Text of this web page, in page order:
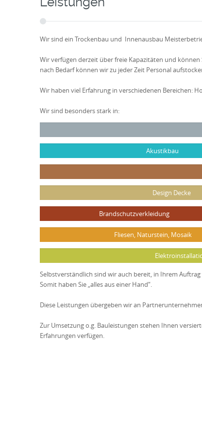
Wir sind ein Trockenbau und Innenausbau
Wir verfügen derzeit über freie Kapazitäten und
nach Bedarf können wir zu jeder Zeit Personal
Wir haben viel Erfahrung in verschiedenen Bereichen:
Wir sind besonders stark in:
Akustikbau
Design Decke
Brandschutzverkleidung
Fliesen, Naturstein, Mosaik
Selbstverständlich sind wir auch bereit, in Ihrem
Somit haben Sie „alles aus einer Hand“.
Diese Leistungen übergeben wir an
Zur Umsetzung o.g. Bauleistungen stehen Ihnen
Erfahrungen verfügen.